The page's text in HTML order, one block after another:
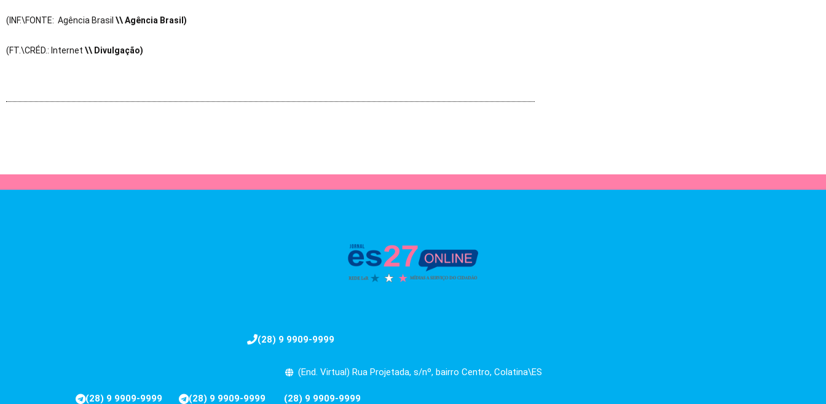
(INF.\FONTE: Agência Brasil \\ Agência Brasil)
(FT.\CRÉD.: Internet \\ Divulgação)
(28) 9 9909-9999
(End. Virtual) Rua Projetada, s/nº, bairro Centro, Colatina\ES
(28) 9 9909-9999 (28) 9 9909-9999 (28) 9 9909-9999